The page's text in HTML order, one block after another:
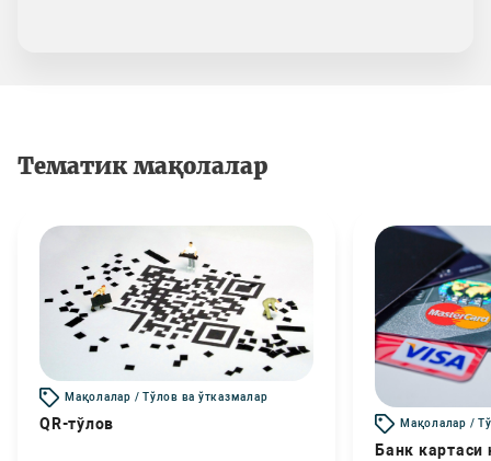
Тематик мақолалар
Мақолалар / Тўлов ва ўтказмалар
QR-тўлов Мақолалар /
Банк картаси